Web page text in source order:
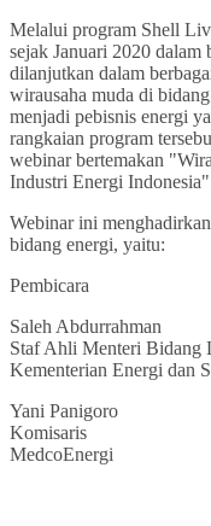
Melalui program Shell
sejak Januari 2020 dalam
dilanjutkan dalam
wirausaha muda di
menjadi pebisnis energi
rangkaian program
webinar bertemakan
Industri Energi
Webinar ini
bidang energi, yaitu:
Pembicara
Saleh Abdurrahman
Staf Ahli Menteri Bidang
Kementerian Energi dan
Yani Panigoro
Komisaris
MedcoEnergi